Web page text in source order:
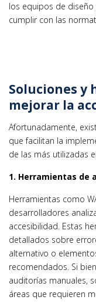
los equipos de
cumplir con las
Soluciones y
mejorar la
Afortunadamente,
que facilitan la
de las más utilizadas
1. Herramientas de
Herramientas como
desarrolladores
accesibilidad. Estas
detallados sobre
alternativo o
recomendados. Si
auditorías manuales,
áreas que requieren